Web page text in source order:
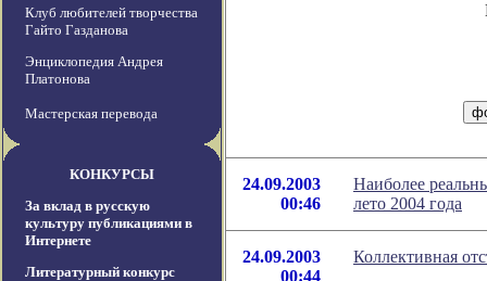
Клуб любителей творчества
Гайто Газданова
Энциклопедия Андрея
Платонова
Мастерская перевода
КОНКУРСЫ
За вклад в русскую
культуру публикациями в
Интернете
Литературный конкурс
24.09.2003
00:46
Наиболее
лето 2004 года
24.09.2003
00:44
Коллективная